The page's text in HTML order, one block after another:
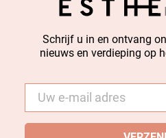
Schrijf u in en ontvang
nieuws en verdieping op
mail *